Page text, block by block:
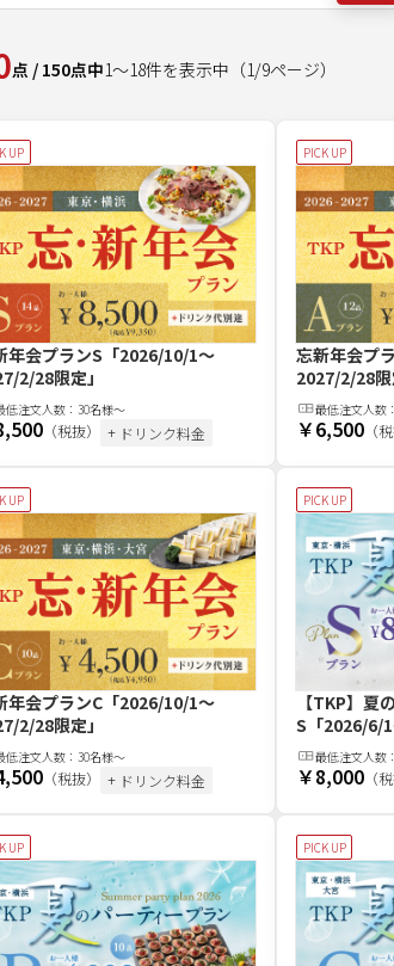
点 / 150点中1～18件を表示中 （1/9ページ）
UP
年会プランS 「2026/10/1～
2/28限定」
低注文人数： 30名様～
（税抜） + ドリンク料金
PICK UP
忘新年会プ
2027/2/28限
最低注文人数
￥6,500 （
UP
年会プランC 「2026/10/1～
2/28限定」
低注文人数： 30名様～
（税抜） + ドリンク料金
PICK UP
【TKP】夏
S 「2026/6/
最低注文人数
￥8,000 （
UP PICK UP